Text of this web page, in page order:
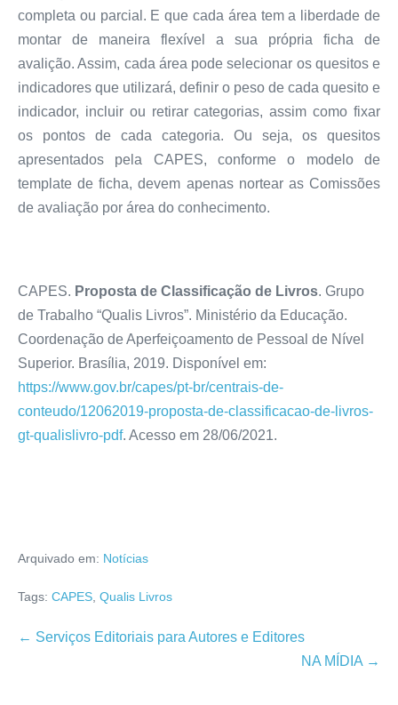
completa ou parcial. E que cada área tem a liberdade de
montar de maneira flexível a sua própria ficha de
avalição. Assim, cada área pode selecionar os quesitos e
indicadores que utilizará, definir o peso de cada quesito e
indicador, incluir ou retirar categorias, assim como fixar
os pontos de cada categoria. Ou seja, os quesitos
apresentados pela CAPES, conforme o modelo de
template de ficha, devem apenas nortear as Comissões
de avaliação por área do conhecimento.
CAPES. Proposta de Classificação de Livros. Grupo
de Trabalho “Qualis Livros”. Ministério da Educação.
Coordenação de Aperfeiçoamento de Pessoal de Nível
Superior. Brasília, 2019. Disponível em:
https://www.gov.br/capes/pt-br/centrais-de-
conteudo/12062019-proposta-de-classificacao-de-livros-
gt-qualislivro-pdf. Acesso em 28/06/2021.
Arquivado em: Notícias
Tags: CAPES Qualis Livros
Navegação
← Serviços Editoriais para Autores e Editores
NA MÍDIA →